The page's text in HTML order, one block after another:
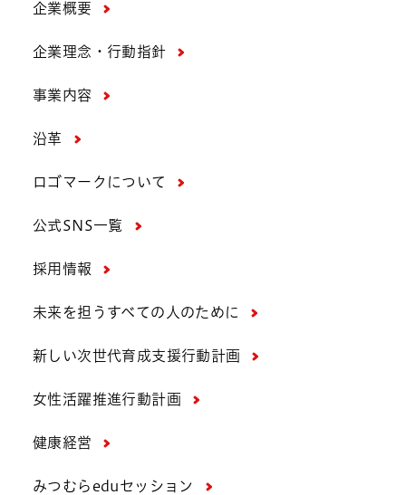
企業概要
企業理念・行動指針
事業内容
沿革
ロゴマークについて
公式SNS一覧
採用情報
未来を担うすべての人のために
新しい次世代育成支援行動計画
女性活躍推進行動計画
健康経営
みつむらeduセッション